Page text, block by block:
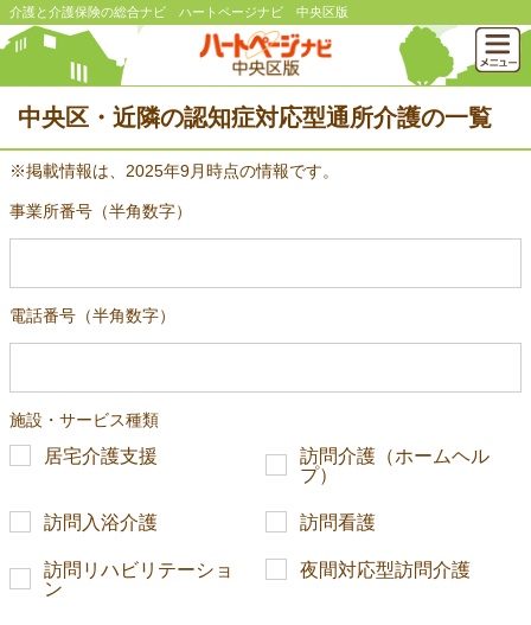
介護と介護保険の総合ナビ ハートページナビ 中央区版
中央区・近隣の認知症対応型通所介護の一覧
※掲載情報は、2025年9月時点の情報です。
事業所番号（半角数字）
電話番号（半角数字）
施設・サービス種類
居宅介護支援
訪問介護（ホームヘル
プ）
訪問入浴介護 訪問看護
訪問リハビリテーショ
ン
夜間対応型訪問介護